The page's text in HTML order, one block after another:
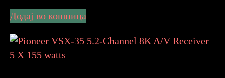
Додај во кошница